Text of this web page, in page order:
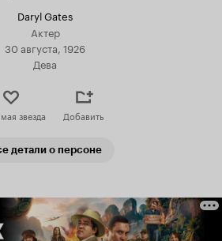
Daryl Gates
Актер
30 августа, 1926
Дева
звезда Добавить
детали о персоне